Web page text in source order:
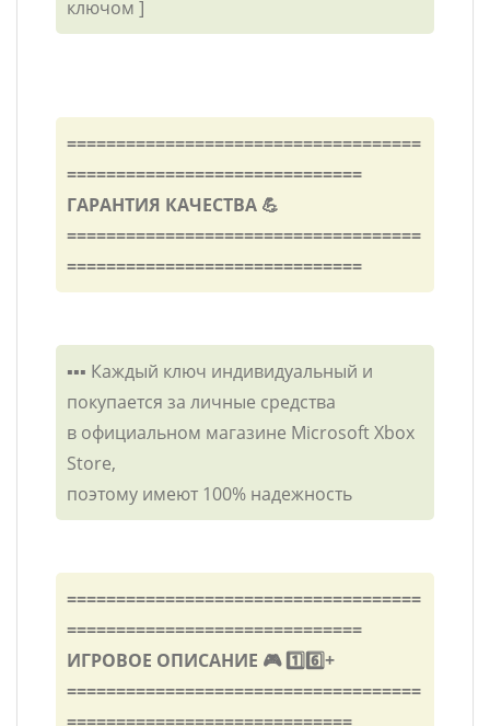
ключом ]
====================================
==============================
ГАРАНТИЯ КАЧЕСТВА 💪
====================================
==============================
▪️▪️▪️ Каждый ключ индивидуальный и
покупается за личные средства
в официальном магазине Microsoft Xbox
Store,
поэтому имеют 100% надежность
====================================
==============================
ИГРОВОЕ ОПИСАНИЕ 🎮 1️⃣6️⃣+
====================================